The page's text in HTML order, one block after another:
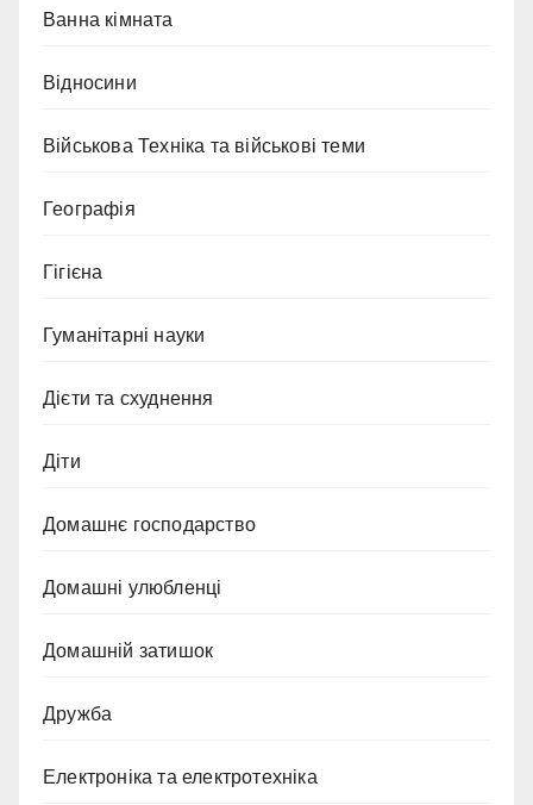
Ванна кімната
Відносини
Військова Техніка та військові теми
Географія
Гігієна
Гуманітарні науки
Дієти та схуднення
Діти
Домашнє господарство
Домашні улюбленці
Домашній затишок
Дружба
Електроніка та електротехніка